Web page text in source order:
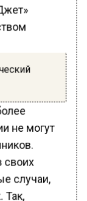
не могут
своих
случаи,
Так,